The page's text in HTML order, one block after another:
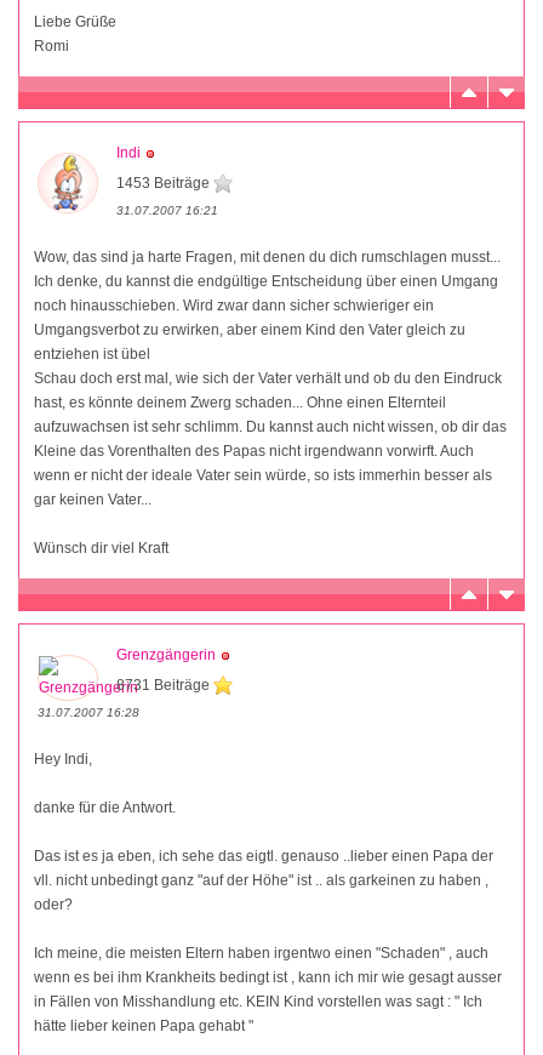
Liebe Grüße
Romi
Indi
1453 Beiträge
31.07.2007 16:21
Wow, das sind ja harte Fragen, mit denen du dich rumschlagen musst...
Ich denke, du kannst die endgültige Entscheidung über einen Umgang
noch hinausschieben. Wird zwar dann sicher schwieriger ein
Umgangsverbot zu erwirken, aber einem Kind den Vater gleich zu
entziehen ist übel
Schau doch erst mal, wie sich der Vater verhält und ob du den Eindruck
hast, es könnte deinem Zwerg schaden... Ohne einen Elternteil
aufzuwachsen ist sehr schlimm. Du kannst auch nicht wissen, ob dir das
Kleine das Vorenthalten des Papas nicht irgendwann vorwirft. Auch
wenn er nicht der ideale Vater sein würde, so ists immerhin besser als
gar keinen Vater...
Wünsch dir viel Kraft
Grenzgängerin
8731 Beiträge
31.07.2007 16:28
Hey Indi,
danke für die Antwort.
Das ist es ja eben, ich sehe das eigtl. genauso ..lieber einen Papa der
vll. nicht unbedingt ganz "auf der Höhe" ist .. als garkeinen zu haben ,
oder?
Ich meine, die meisten Eltern haben irgentwo einen "Schaden" , auch
wenn es bei ihm Krankheits bedingt ist , kann ich mir wie gesagt ausser
in Fällen von Misshandlung etc. KEIN Kind vorstellen was sagt : " Ich
hätte lieber keinen Papa gehabt "